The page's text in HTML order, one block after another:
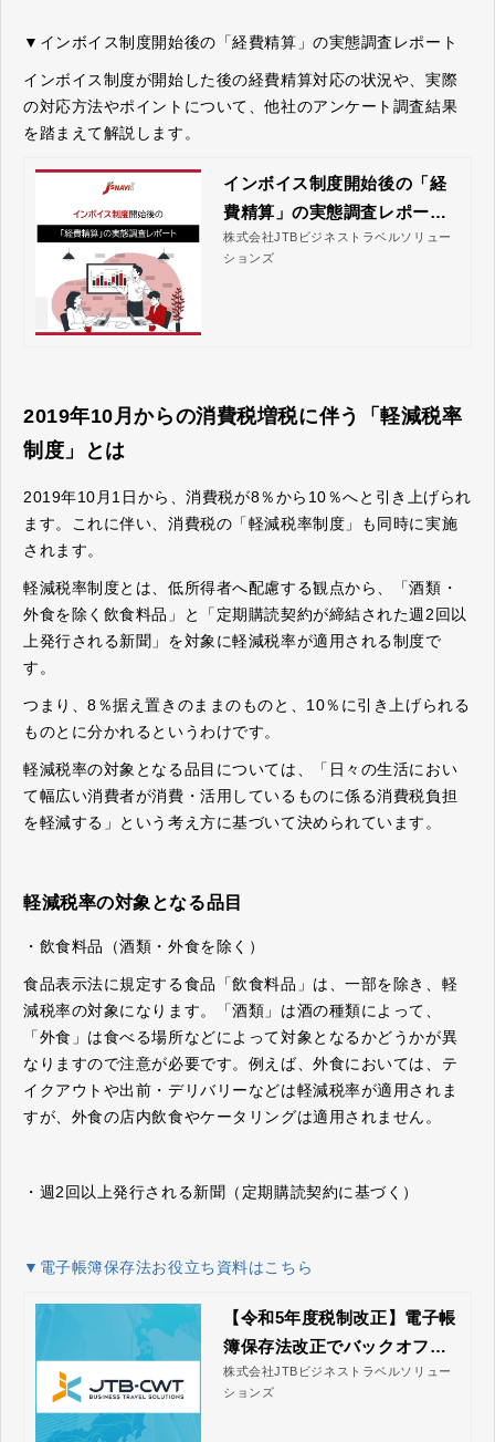
▼インボイス制度開始後の「経費精算」の実態調査レポート
インボイス制度が開始した後の経費精算対応の状況や、実際
の対応方法やポイントについて、他社のアンケート調査結果
を踏まえて解説します。
インボイス制度開始後の「経
費精算」の実態調査レポート
｜株式会社JTBビジネストラ
ベルソリューションズ
株式会社JTBビジネストラベルソリュー
ションズ
2019年10月からの消費税増税に伴う「軽減税率
制度」とは
2019年10月1日から、消費税が8％から10％へと引き上げられ
ます。これに伴い、消費税の「軽減税率制度」も同時に実施
されます。
軽減税率制度とは、低所得者へ配慮する観点から、「酒類・
外食を除く飲食料品」と「定期購読契約が締結された週2回以
上発行される新聞」を対象に軽減税率が適用される制度で
す。
つまり、8％据え置きのままのものと、10％に引き上げられる
ものとに分かれるというわけです。
軽減税率の対象となる品目については、「日々の生活におい
て幅広い消費者が消費・活用しているものに係る消費税負担
を軽減する」という考え方に基づいて決められています。
軽減税率の対象となる品目
・飲食料品（酒類・外食を除く）
食品表示法に規定する食品「飲食料品」は、一部を除き、軽
減税率の対象になります。「酒類」は酒の種類によって、
「外食」は食べる場所などによって対象となるかどうかが異
なりますので注意が必要です。例えば、外食においては、テ
イクアウトや出前・デリバリーなどは軽減税率が適用されま
すが、外食の店内飲食やケータリングは適用されません。
・週2回以上発行される新聞（定期購読契約に基づく）
▼電子帳簿保存法お役立ち資料はこちら
【令和5年度税制改正】電子帳
簿保存法改正でバックオフィ
ス業務はどう変わる？～実務
株式会社JTBビジネストラベルソリュー
ションズ